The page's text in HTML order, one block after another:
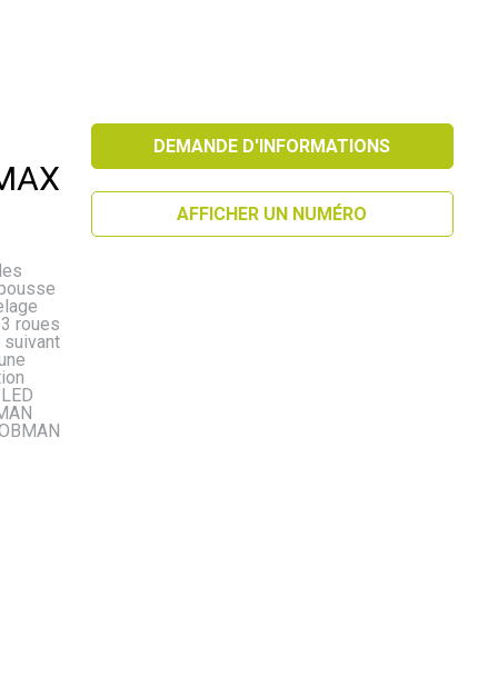
roues
DEMANDE D'INFORMATIONS
AFFICHER UN NUMÉRO